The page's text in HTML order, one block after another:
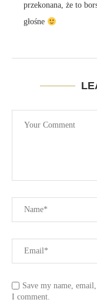
przekonana, że to
głośne
Save my name,
I comment.